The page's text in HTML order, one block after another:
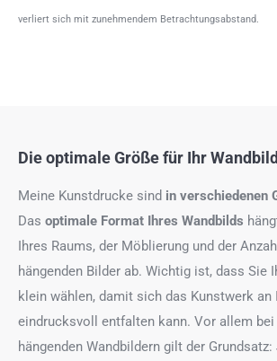
verliert sich mit zunehmendem Betrachtungsabstand.
Die optimale Größe für Ihr Wandbild
Meine Kunstdrucke sind in verschiedenen
Das optimale Format Ihres Wandbilds
Ihres Raums, der Möblierung und der
hängenden Bilder ab. Wichtig ist, dass Sie
klein wählen, damit sich das Kunstwerk an
eindrucksvoll entfalten kann. Vor allem bei
hängenden Wandbildern gilt der Grundsatz: